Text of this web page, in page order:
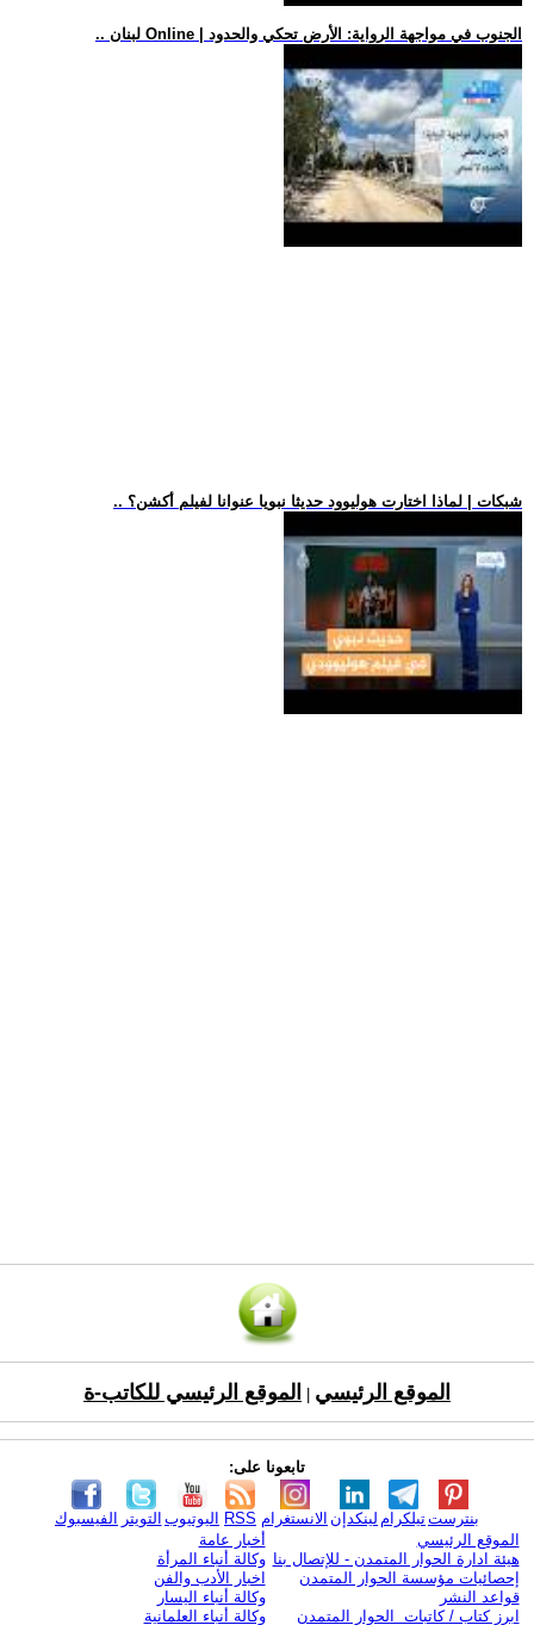
.. لبنان Online | الجنوب في مواجهة الرواية: الأرض تحكي والحدود
.. شبكات | لماذا اختارت هوليوود حديثا نبويا عنوانا لفيلم أكشن؟
الموقع الرئيسي الموقع الرئيسي للكاتب-ة
تابعونا على:
الفيسبوك التويتر اليوتيوب RSS الانستغرام لينكدإن تيلكرامبنترست
الموقع الرئيسي
هيئة ادارة الحوار المتمدن - للإتصال بنا
إحصائيات مؤسسة الحوار المتمدن
قواعد النشر
ابرز كتاب / كاتبات الحوار المتمدن
أخبار عامة
وكالة أنباء المرأة
اخبار الأدب والفن
وكالة أنباء اليسار
وكالة أنباء العلمانية